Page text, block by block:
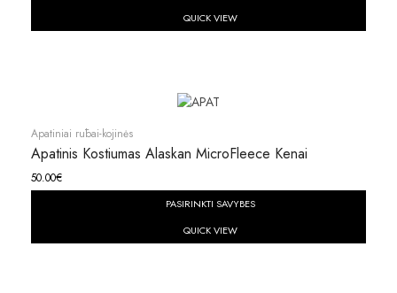
QUICK VIEW
Apatiniai rūbai-kojinės
Apatinis Kostiumas Alaskan MicroFleece Kenai
50.00€
PASIRINKTI SAVYBES
QUICK VIEW